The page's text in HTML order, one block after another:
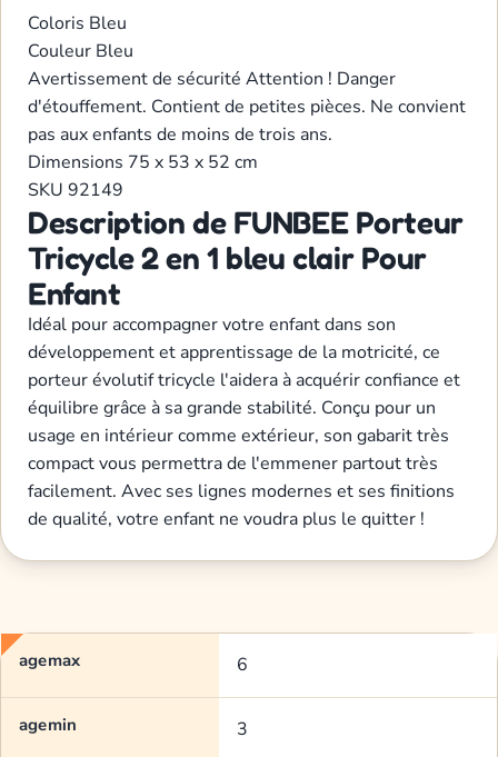
Coloris Bleu
Couleur Bleu
Avertissement de sécurité Attention ! Danger
d'étouffement. Contient de petites pièces. Ne convient
pas aux enfants de moins de trois ans.
Dimensions 75 x 53 x 52 cm
SKU 92149
Description de FUNBEE Porteur
Tricycle 2 en 1 bleu clair Pour
Enfant
Idéal pour accompagner votre enfant dans son
développement et apprentissage de la motricité, ce
porteur évolutif tricycle l'aidera à acquérir confiance et
équilibre grâce à sa grande stabilité. Conçu pour un
usage en intérieur comme extérieur, son gabarit très
compact vous permettra de l'emmener partout très
facilement. Avec ses lignes modernes et ses finitions
de qualité, votre enfant ne voudra plus le quitter !
agemax 6
agemin 3